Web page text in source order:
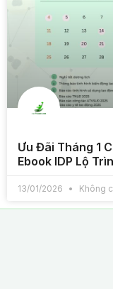
Ưu Đãi Tháng 1
Ebook IDP Lộ
13/01/2026 Không